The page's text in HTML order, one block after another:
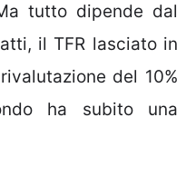
tutto dipende dal
il TFR lasciato in
del 10%
ha subito una